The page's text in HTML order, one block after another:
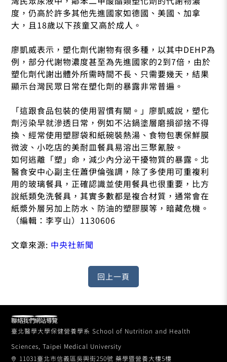
度，仍高於許多其他先進國家如德國、美國、加拿
大，且18歲以下孩童又高於成人。
廖凱威表示，塑化劑代謝物有很多種，以其中DEHP為
例，部分代謝物濃度甚至為先進國家的2到7倍，由於
塑化劑代謝出體外所需時間不長、只需要幾天，結果
顯示台灣民眾日常在塑化劑的暴露非常普遍。
「這跟食品包裝的使用習慣有關。」廖凱威說，塑化
劑污染早就滲透日常，例如不沾鍋塗層磨損卻捨不得
換、經常使用塑膠袋和紙碗裝熱湯、食物包裹保鮮膜
微波、小吃店的美耐皿餐具易溶出三聚氰胺。
如何逃離「塑」命，減少內分泌干擾物質的暴露。北
醫食安中心副主任蕭伊倫強調，除了多使用可重複利
用的玻璃餐具，正確認識並使用餐具也很重要，比方
說紙類免洗餐具，其實多數都是複合材質，通常會在
紙漿外層另加上防水、防油的塑膠膜等，暗藏危機。
（編輯：李亨山）1130606
文章來源: 中央社新聞
臺北醫學大學保健營養學系 School of Nutrition and Health
Sciences, Taipei Medical University
11031臺北市信義區吳興街250號 藥學暨營養大樓5樓
聯絡我們網站導覽